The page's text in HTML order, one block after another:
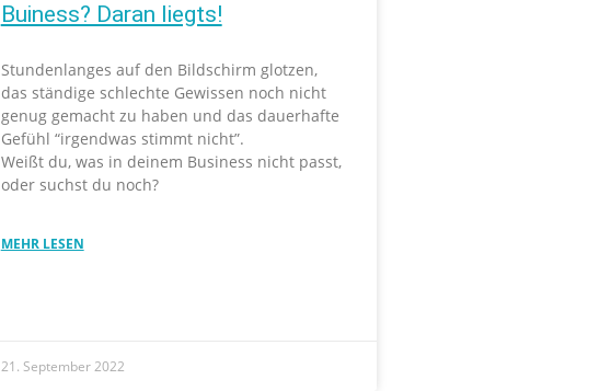
Buiness? Daran liegts!
Stundenlanges auf den Bildschirm glotzen,
das ständige schlechte Gewissen noch nicht
genug gemacht zu haben und das dauerhafte
Gefühl “irgendwas stimmt nicht”.
Weißt du, was in deinem Business nicht passt,
oder suchst du noch?
MEHR LESEN
21. September 2022